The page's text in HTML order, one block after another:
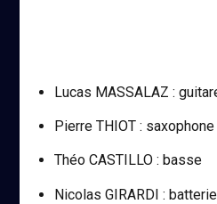
Lucas MASSALAZ :
Pierre THIOT : saxophone
Théo CASTILLO : basse
Nicolas GIRARDI :